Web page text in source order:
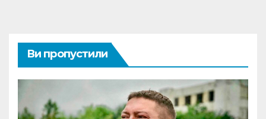
Ви пропустили